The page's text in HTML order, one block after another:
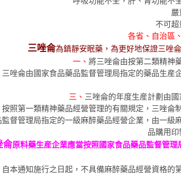
嚴
不可超
各省、自治區
三唑侖為鎮靜安眠藥，為更好地保證三唑
一、 將三唑侖由按第二類精神
三唑侖由國家食品藥品監督管理局指定的藥品生産
三、 三唑侖的年度生産計劃由
按照第一類精神藥品經營管理的有關規定，三唑侖
監督管理局指定的一級麻醉藥品經營企業，由一
品購用印
侖原料藥生産企業應當按照國家食品藥品監督管
自本通知施行之日起，不具備麻醉藥品經營資格